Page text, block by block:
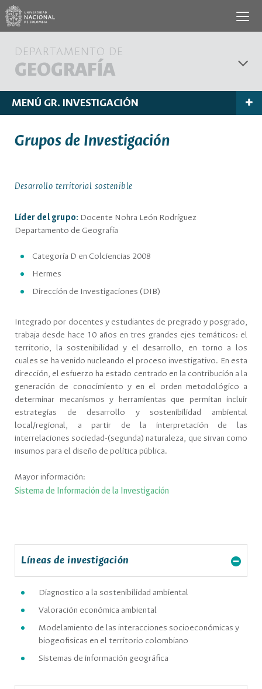
DEPARTAMENTO DE
GEOGRAFÍA
MENÚ GR. INVESTIGACIÓN
Grupos de Investigación
Desarrollo territorial sostenible
Líder del grupo: Docente Nohra León Rodríguez
Departamento de Geografía
Categoría D en Colciencias 2008
Hermes
Dirección de Investigaciones (DIB)
Integrado por docentes y estudiantes de pregrado y posgrado,
trabaja desde hace 10 años en tres grandes ejes temáticos: el
territorio, la sostenibilidad y el desarrollo, en torno a los
cuales se ha venido nucleando el proceso investigativo. En esta
dirección, el esfuerzo ha estado centrado en la contribución a la
generación de conocimiento y en el orden metodológico a
determinar mecanismos y herramientas que permitan incluir
estrategias de desarrollo y sostenibilidad ambiental
local/regional, a partir de la interpretación de las
interrelaciones sociedad-(segunda) naturaleza, que sirvan como
insumos para el diseño de política pública.
Mayor información:
Sistema de Información de la Investigación
Líneas de investigación
Diagnostico a la sostenibilidad ambiental
Valoración económica ambiental
Modelamiento de las interacciones socioeconómicas y
biogeofisicas en el territorio colombiano
Sistemas de información geográfica